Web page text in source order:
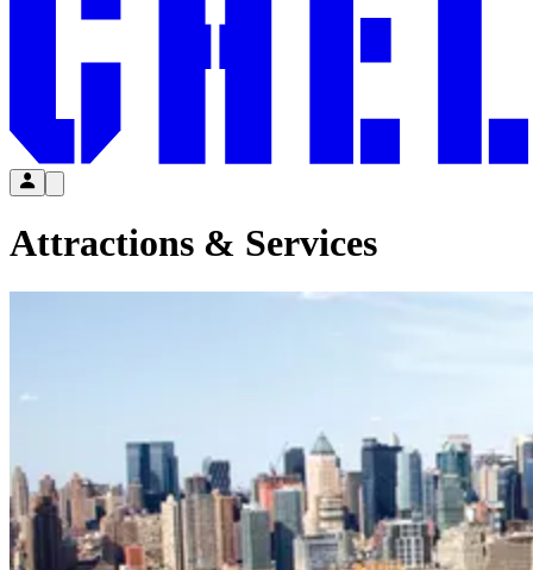
Attractions & Services​​​​‌ ‍ ​‍​‍‌‍ ‌ ​‍‌‍‍‌‌‍‌ ‌‍‍‌‌‍ ‍​‍​‍​ ‍‍​‍​‍‌ ​ ‌‍​‌‌‍ ‍‌‍‍‌‌ ‌​‌ ‍‌​‍ ‍‌‍‍‌‌‍ ​‍​‍​‍ ​​‍​‍‌‍‍​‌ ​‍‌‍‌‌‌‍‌‍​‍​‍​ ‍‍​‍​‍‌‍‍​‌ ‌​‌ ‌​‌ ​​‌ ​ ​ ‍‍​‍ ​‍ ‌‍​ ‌‍‍​‌‍‌‌‌‍ ​‌ ​ ‌‍‌‌‌‍​‌‌ ​​‌‍‍‌‌‍‌‌‌ ​‍‌ ​ ​‍ ‍‌ ​ ‌‍​‌‌‍ ‍‌‍‍‌‌ ‌​‌ ‍‌​‍ ‍‌ ​ ‌ ‌​‌ ‌‌‌‍‌​‌‍‍‌‌‍ ​‍ ‌‍‍‌‌‍ ‍‌ ‌​‌‍‌‌‌‍ ‍‌ ‌​​‍ ‌‍‌‌‌‍‌​‌‍‍‌‌ ‌​​‍ ‌‍ ‌‌‍ ‌‍‌​‌‍‌‌​ ‌‌ ​​‌ ​‍‌‍‌‌‌ ​ ‌‍‌‌‌‍ ‍‌ ‌​‌‍​‌‌ ‌​‌‍‍‌‌‍ ‌‍ ‍​ ‍ ‌‍‍‌‌‍‌​​ ‌​ ​‍​ ‌‌‌‍​ ‌‍‌‌​ ‌​‌‍​‍‌‍​‍‌‍​‌​‍ ‌​ ‌​​ ​​‌‍​‍​ ‌‍​‍ ‌​ ‌​‌‍‌‍‌‍​‌​ ‍​​‍ ‌‌‍​‌‌‍​‌‌‍‌‌​ ‍‌​‍ ‌​ ‌​​ ‌‌​ ‌ ​ ‌‌​ ‍‌​ ‌‌​ ‍‌‌‍​ ‌‍​‍​ ‌ ‌‍‌​​ ​ ​ ‍ ‌ ‌​‌ ‍‌‌ ​​‌‍‌‌​ ‌‌ ​​‌‍​‌‌‍‌ ‌‍‌‌​ ‍ ‌ ​​‌‍​‌‌ ‌​‌‍‍​​ ‌‌ ​​‌‍​‌‌‍‌ ‌‍‌‌‌​​‍‌ ‌‌‌‍‍‌‌‍ ​‌‍‌​‌‍‌‌‌ ​‍​‍‌‌​ ‌‌‌​​‍‌‌ ‌‍‍ ‌‍‌‌‌ ‍‌​‍‌‌​ ​ ‌​‌​​‍‌‌​ ​ ‌​‌​​‍‌‌​ ​‍​ ​‍‌‍​ ​ ​ ​ ​​​ ​‌​ ​​​ ​‌‌‍‌​​ ‌‌‌‍​‍‌‍‌​​ ‍‌​ ‌ ​‍‌‌​ ​‍​ ​‍​‍‌‌​ ‌‌‌​‌​​‍ ‍‌ ‌​‌‍‍‌‌ ‌​‌‍ ​‌‍‌‌​ ‌‍​‍‌‍​‌‌ ​ ‌‍‌‌‌‌‌‌‌ ​‍‌‍ ​​ ‌‌‍‍​‌ ‌​‌ ‌​‌ ​​‌ ​ ​‍‌‌​ ​ ‌​​‌​‍‌‌​ ​‍‌​‌‍​‍‌‌​ ​‍‌​‌‍‌‍​ ‌‍‍​‌‍‌‌‌‍ ​‌ ​ ‌‍‌‌‌‍​‌‌ ​​‌‍‍‌‌‍‌‌‌ ​‍‌ ​ ​‍ ‍‌ ​ ‌‍​‌‌‍ ‍‌‍‍‌‌ ‌​‌ ‍‌​‍ ‍‌ ​ ‌ ‌​‌ ‌‌‌‍‌​‌‍‍‌‌‍ ​‍‌‍‌‍‍‌‌‍‌​​ ‌​ ​‍​ ‌‌‌‍​ ‌‍‌‌​ ‌​‌‍​‍‌‍​‍‌‍​‌​‍ ‌​ ‌​​ ​​‌‍​‍​ ‌‍​‍ ‌​ ‌​‌‍‌‍‌‍​‌​ ‍​​‍ ‌‌‍​‌‌‍​‌‌‍‌‌​ ‍‌​‍ ‌​ ‌​​ ‌‌​ ‌ ​ ‌‌​ ‍‌​ ‌‌​ ‍‌‌‍​ ‌‍​‍​ ‌ ‌‍‌​​ ​ ​‍‌‍‌ ‌​‌ ‍‌‌ ​​‌‍‌‌​ ‌‌ ​​‌‍​‌‌‍‌ ‌‍‌‌​‍‌‍‌ ​​‌‍​‌‌ ‌​‌‍‍​​ ‌‌ ​​‌‍​‌‌‍‌ ‌‍‌‌‌​​‍‌ ‌‌‌‍‍‌‌‍ ​‌‍‌​‌‍‌‌‌ ​‍​‍‌‌​ ‌‌‌​​‍‌‌ ‌‍‍ ‌‍‌‌‌ ‍‌​‍‌‌​ ​ ‌​‌​​‍‌‌​ ​ ‌​‌​​‍‌‌​ ​‍​ ​‍‌‍​ ​ ​ ​ ​​​ ​‌​ ​​​ ​‌‌‍‌​​ ‌‌‌‍​‍‌‍‌​​ ‍‌​ ‌ ​‍‌‌​ ​‍​ ​‍​‍‌‌​ ‌‌‌​‌​​‍ ‍‌ ‌​‌‍‍‌‌ ‌​‌‍ ​‌‍‌‌​‍‌‍‌ ​​‌‍‌‌‌ ​‍‌ ​ ‌ ​​‌‍‌‌‌‍​ ‌ ‌​‌‍‍‌‌ ‌‍‌‍‌‌​ ‌‌ ​​‌ ‌‌‌‍​‍‌‍ ​‌‍‍‌‌ ​ ‌‍‍​‌‍‌‌‌‍‌​​‍​‍‌ ‌